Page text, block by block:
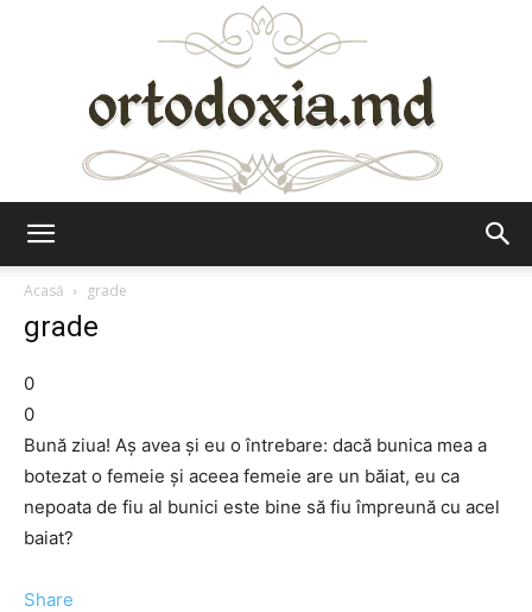
Acasă
grade
grade
0
0
Bună ziua! Aş avea şi eu o întrebare: dacă bunica mea a
botezat o femeie şi aceea femeie are un băiat, eu ca
nepoata de fiu al bunici este bine să fiu împreună cu acel
baiat?
Share